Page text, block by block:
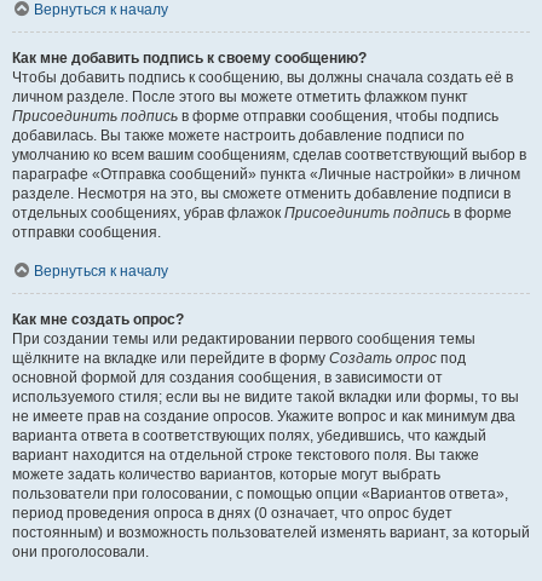
Вернуться к началу
Как мне добавить подпись к своему сообщению?
Чтобы добавить подпись к сообщению, вы должны сначала создать её в
личном разделе. После этого вы можете отметить флажком пункт
Присоединить подпись в форме отправки сообщения, чтобы подпись
добавилась. Вы также можете настроить добавление подписи по
умолчанию ко всем вашим сообщениям, сделав соответствующий выбор в
параграфе «Отправка сообщений» пункта «Личные настройки» в личном
разделе. Несмотря на это, вы сможете отменить добавление подписи в
отдельных сообщениях, убрав флажок Присоединить подпись в форме
отправки сообщения.
Вернуться к началу
Как мне создать опрос?
При создании темы или редактировании первого сообщения темы
щёлкните на вкладке или перейдите в форму Создать опрос под
основной формой для создания сообщения, в зависимости от
используемого стиля; если вы не видите такой вкладки или формы, то вы
не имеете прав на создание опросов. Укажите вопрос и как минимум два
варианта ответа в соответствующих полях, убедившись, что каждый
вариант находится на отдельной строке текстового поля. Вы также
можете задать количество вариантов, которые могут выбрать
пользователи при голосовании, с помощью опции «Вариантов ответа»,
период проведения опроса в днях (0 означает, что опрос будет
постоянным) и возможность пользователей изменять вариант, за который
они проголосовали.